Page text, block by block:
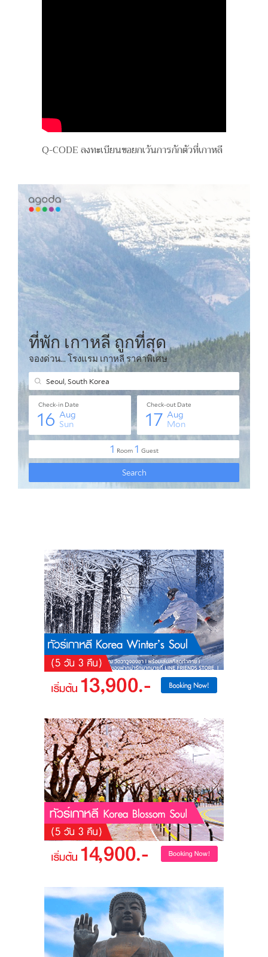
Q-CODE ลงทะเบียนขอยกเว้นการกักตัวที่เกาหลี